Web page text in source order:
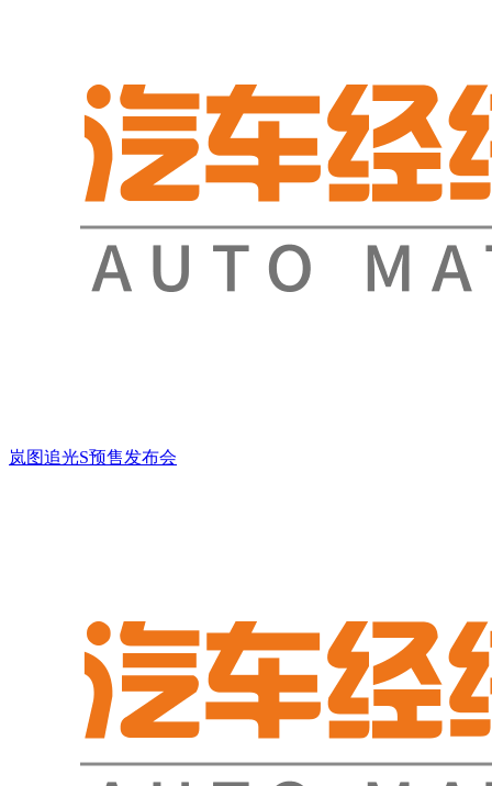
岚图追光S预售发布会